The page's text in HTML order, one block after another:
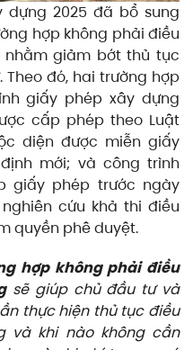
dựng 2025 đã bổ sung
hợp không phải điều
giảm bớt thủ tục
đó, hai trường hợp
giấy phép xây dựng
cấp phép theo Luật
diện được miễn giấy
mới; và công trình
giấy phép trước ngày
cứu khả thi điều
quyền phê duyệt.
hợp không phải điều
sẽ giúp chủ đầu tư và
thực hiện thủ tục điều
và khi nào không cần